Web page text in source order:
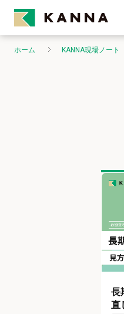
ホーム KANNA現場ノート
長
直